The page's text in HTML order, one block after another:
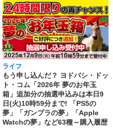
ライフ
もう申し込んだ？ ヨドバシ・ドッ
ト・コム「2026年 夢のお年玉
箱」追加分の抽選申込みは本日9
日(火)10時59分まで! 「PS5の
夢」「ガンプラの夢」「Apple
Watchの夢」など63種～購入履歴